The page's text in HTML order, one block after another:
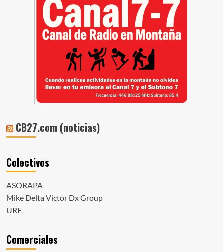
CB27.com (noticias)
Colectivos
ASORAPA
Mike Delta Victor Dx Group
URE
Comerciales